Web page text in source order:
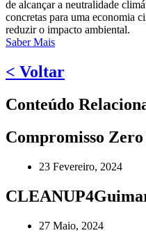
de alcançar a neutralidade
concretas para uma economia
reduzir o impacto ambiental.
Saber Mais
< Voltar
Conteúdo
Compromisso Zero
23 Fevereiro, 2024
27 Maio, 2024